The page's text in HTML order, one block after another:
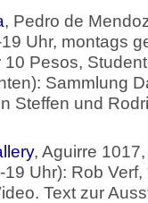
, Pedro de
Uhr, montags
10 Pesos,
Sammlung
Steffen und
, Aguirre
Uhr): Rob
Text zur